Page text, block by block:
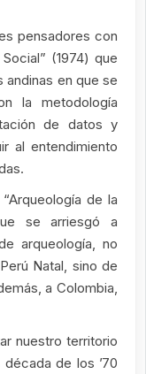
pensadores con
(1974) que
andinas en que se
la metodología
de datos y
al entendimiento
de la
se arriesgó a
arqueología, no
Natal, sino de
a Colombia,
nuestro territorio
de los ’70